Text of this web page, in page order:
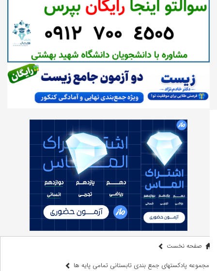
صفحه نخست
مجموعه پادکستهای جمع بندی تابستانی تمامی پایه ها